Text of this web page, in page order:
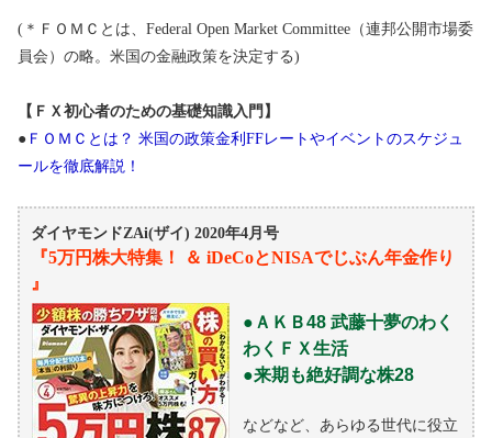
(＊ＦＯＭＣとは、Federal Open Market Committee（連邦公開市場委
員会）の略。米国の金融政策を決定する)
【ＦＸ初心者のための基礎知識入門】
● ＦＯＭＣとは？ 米国の政策金利FFレートやイベントのスケジュ
ールを徹底解説！
ダイヤモンドZAi(ザイ) 2020年4月号
『5万円株大特集！ ＆ iDeCoとNISAでじぶん年金作り
』
●ＡＫＢ48 武藤十夢のわく
わくＦＸ生活
●来期も絶好調な株28
などなど、あらゆる世代に役立